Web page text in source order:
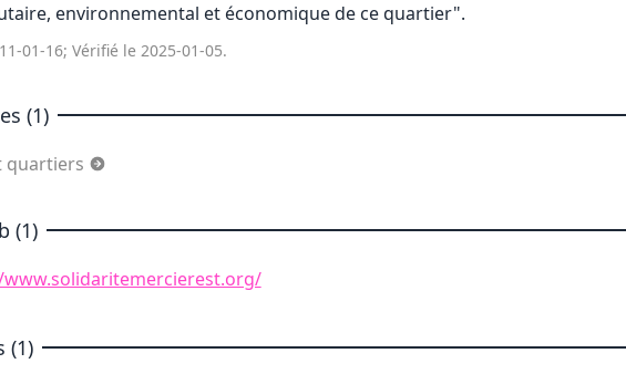
environnemental et économique de ce quartier".
01-16; Vérifié le 2025-01-05.
(1)
quartiers
(1)
(1)